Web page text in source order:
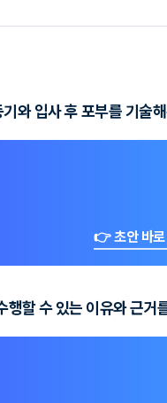
와 입사 후 포부를 기술
👉 초안 바로
할 수 있는 이유와 근거